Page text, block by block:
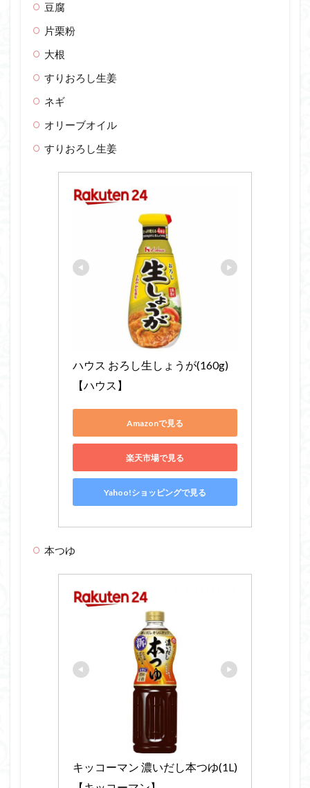
豆腐
片栗粉
大根
すりおろし生姜
ネギ
オリーブオイル
すりおろし生姜
ハウス おろし生しょうが(160g)
【ハウス】
Amazonで見る
楽天市場で見る
Yahoo!ショッピングで見る
本つゆ
キッコーマン 濃いだし本つゆ(1L)